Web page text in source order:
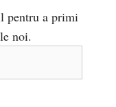
pentru a primi
noi.